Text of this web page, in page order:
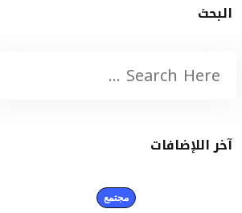
البحث
آخر اللإضافات
مجتمع